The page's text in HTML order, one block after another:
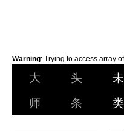
Warning: Trying to access array
大
师
头
条
类